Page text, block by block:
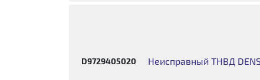
D9729405020 Неисправный ТНВД